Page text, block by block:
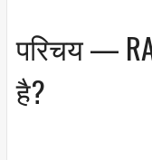
परिचय —
है?